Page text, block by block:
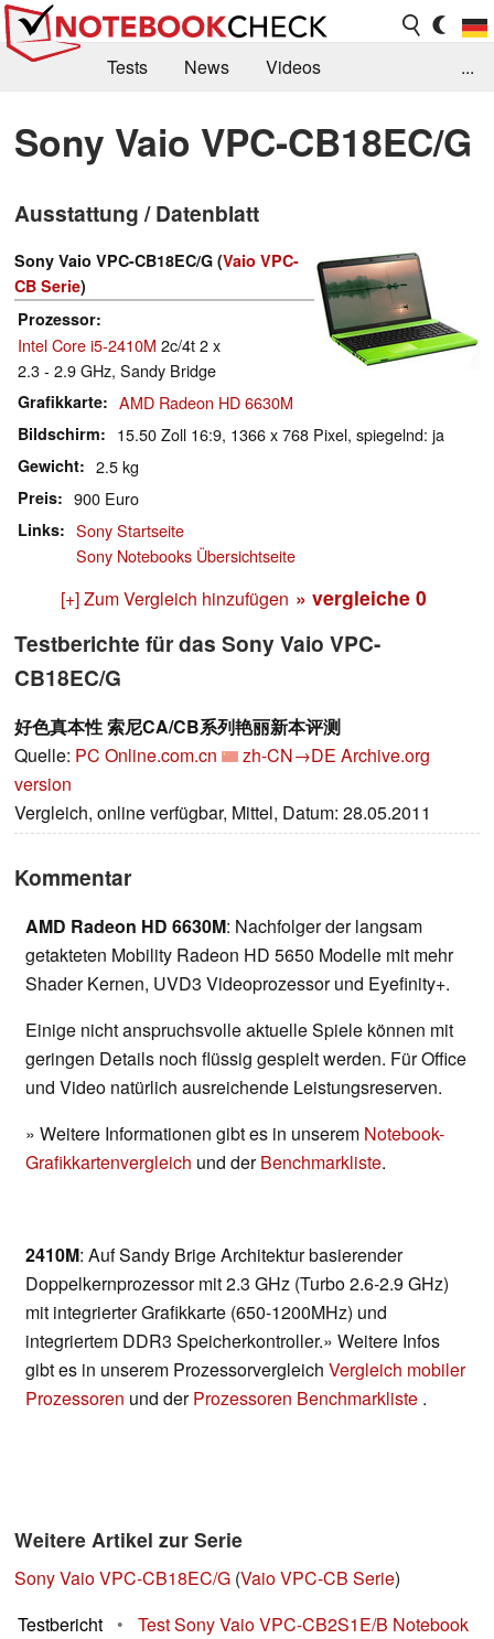
Tests News
Videos
Kaufberatung
Deals Suche
Jobs
Forum
...
Sony Vaio VPC-CB18EC/G
Ausstattung / Datenblatt
Sony Vaio VPC-CB18EC/G (Vaio VPC-
CB Serie)
Prozessor
Intel Core i5-2410M 2c/4t 2 x
2.3 - 2.9 GHz, Sandy Bridge
Grafikkarte AMD Radeon HD 6630M
Bildschirm 15.50 Zoll 16:9, 1366 x 768 Pixel, spiegelnd: ja
Gewicht 2.5 kg
Preis 900 Euro
Links
Sony Startseite
Sony Notebooks Übersichtseite
[+] Zum Vergleich hinzufügen » vergleiche 0
Testberichte für das Sony Vaio VPC-
CB18EC/G
好色真本性 索尼CA/CB系列艳丽新本评测
Quelle: PC Online.com.cn zh-CN→DE Archive.org
version
Vergleich, online verfügbar, Mittel, Datum: 28.05.2011
Kommentar
AMD Radeon HD 6630M: Nachfolger der langsam
getakteten Mobility Radeon HD 5650 Modelle mit mehr
Shader Kernen, UVD3 Videoprozessor und Eyefinity+.
Einige nicht anspruchsvolle aktuelle Spiele können mit
geringen Details noch flüssig gespielt werden. Für Office
und Video natürlich ausreichende Leistungsreserven.
» Weitere Informationen gibt es in unserem Notebook-
Grafikkartenvergleich und derBenchmarkliste.
2410M: Auf Sandy Brige Architektur basierender
Doppelkernprozessor mit 2.3 GHz (Turbo 2.6-2.9 GHz)
mit integrierter Grafikkarte (650-1200MHz) und
integriertem DDR3 Speicherkontroller.» Weitere Infos
gibt es in unserem Prozessorvergleich Vergleich mobiler
Prozessoren und derProzessoren Benchmarkliste .
Weitere Artikel zur Serie
Sony Vaio VPC-CB18EC/G (Vaio VPC-CB Serie)
Testbericht
• Test Sony Vaio VPC-CB2S1E/B Notebook